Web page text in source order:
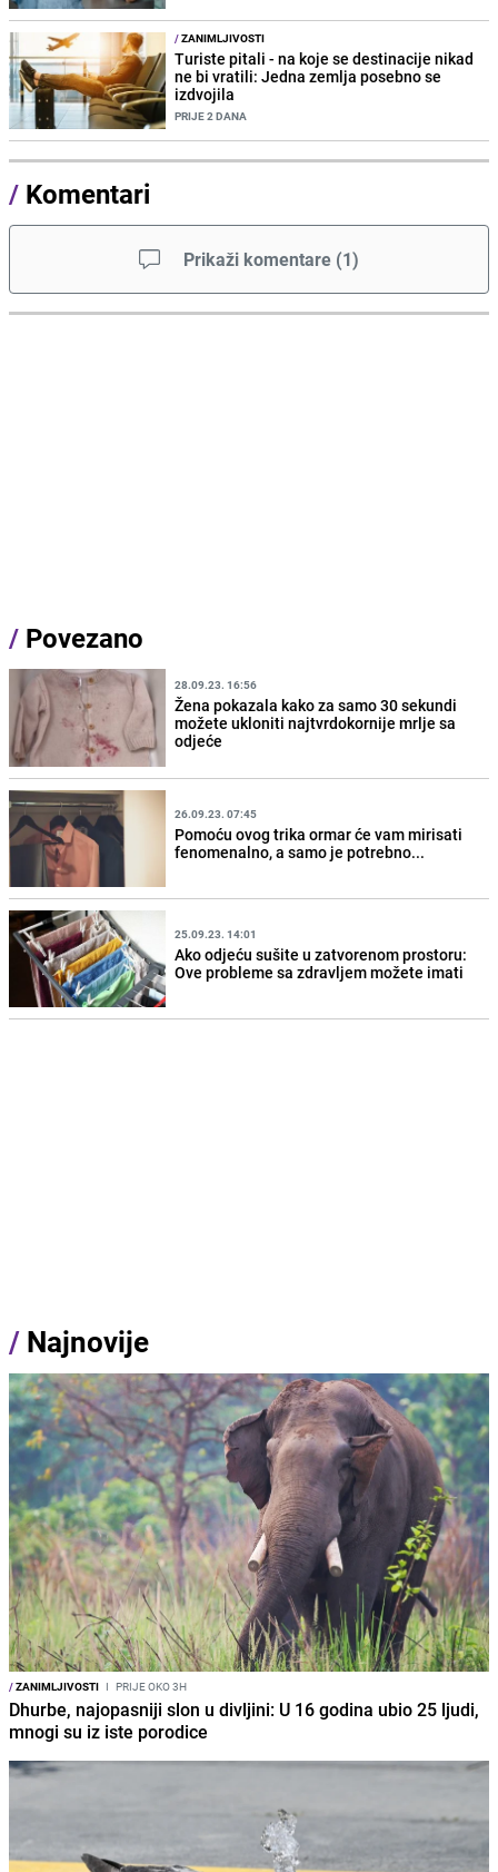
/ZANIMLJIVOSTI
Turiste pitali - na koje se destinacije nikad
ne bi vratili: Jedna zemlja posebno se
izdvojila
PRIJE 2 DANA
/ Komentari
Prikaži komentare (1)
/ Povezano
28.09.23. 16:56
Žena pokazala kako za samo 30 sekundi
možete ukloniti najtvrdokornije mrlje sa
odjeće
26.09.23. 07:45
Pomoću ovog trika ormar će vam mirisati
fenomenalno, a samo je potrebno...
25.09.23. 14:01
Ako odjeću sušite u zatvorenom prostoru:
Ove probleme sa zdravljem možete imati
/ Najnovije
/ZANIMLJIVOSTI I PRIJE OKO 3H
Dhurbe, najopasniji slon u divljini: U 16 godina ubio 25 ljudi,
mnogi su iz iste porodice